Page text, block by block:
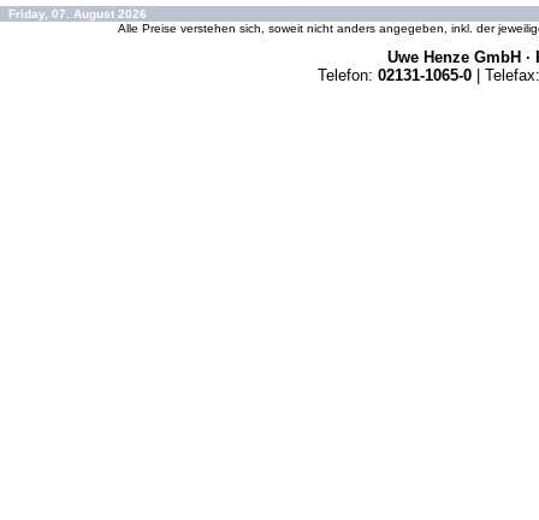
Friday, 07. August 2026
Alle Preise verstehen sich, soweit nicht anders angegeben, inkl. der
Uwe Henze GmbH ·
Telefon: 02131-1065-0 | Telefax: